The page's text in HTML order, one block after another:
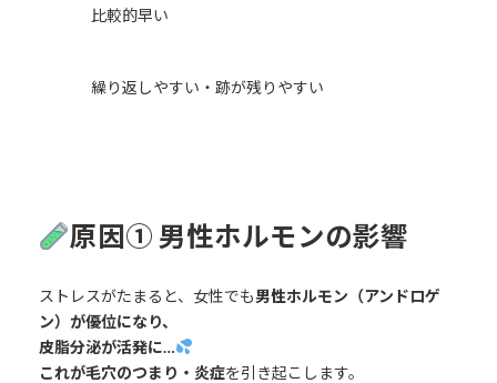
比較的早い
繰り返しやすい・跡が残りやすい
原因① 男性ホルモンの影響
ストレスがたまると、女性でも男性ホルモン（アンドロゲ
ン）が優位になり、
皮脂分泌が活発に…
これが毛穴のつまり・炎症を引き起こします。